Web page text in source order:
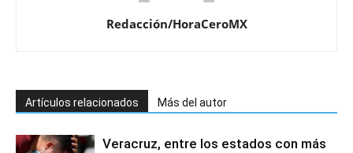
Redacción/HoraCeroMX
Artículos relacionados Más del autor
Veracruz, entre los estados con más